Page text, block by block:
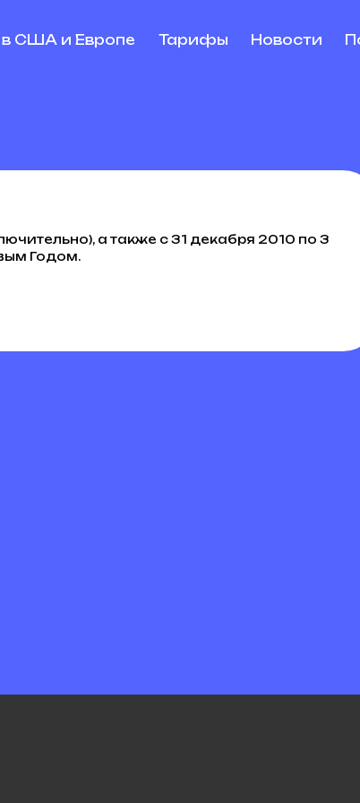
в США и Европе Тарифы Новости
а также с 31 декабря 2010 по 3
Годом.